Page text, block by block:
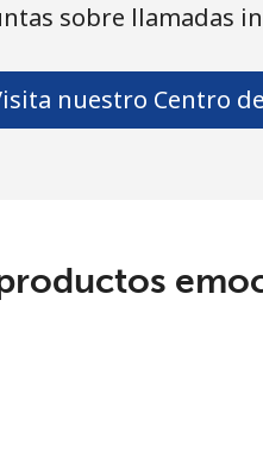
sobre llamadas
nuestro Centro